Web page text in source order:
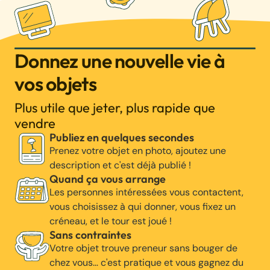
Donnez une nouvelle vie à
vos objets
Plus utile que jeter, plus rapide que
vendre
Publiez en quelques secondes
Prenez votre objet en photo, ajoutez une
description et c'est déjà publié !
Quand ça vous arrange
Les personnes intéressées vous contactent,
vous choisissez à qui donner, vous fixez un
créneau, et le tour est joué !
Sans contraintes
Votre objet trouve preneur sans bouger de
chez vous… c'est pratique et vous gagnez du